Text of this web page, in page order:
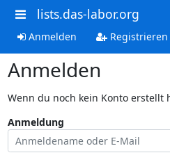
lists.das-labor.org
Anmelden Registrieren
Anmelden
Wenn du noch kein Konto erstellt
Anmeldung